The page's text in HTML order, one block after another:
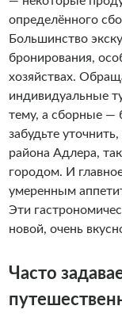
определённого
Большинство
бронирования,
хозяйствах.
индивидуальные
тему, а сборные —
забудьте
района Адлера,
городом. И
умеренным
Эти
новой, очень
Часто